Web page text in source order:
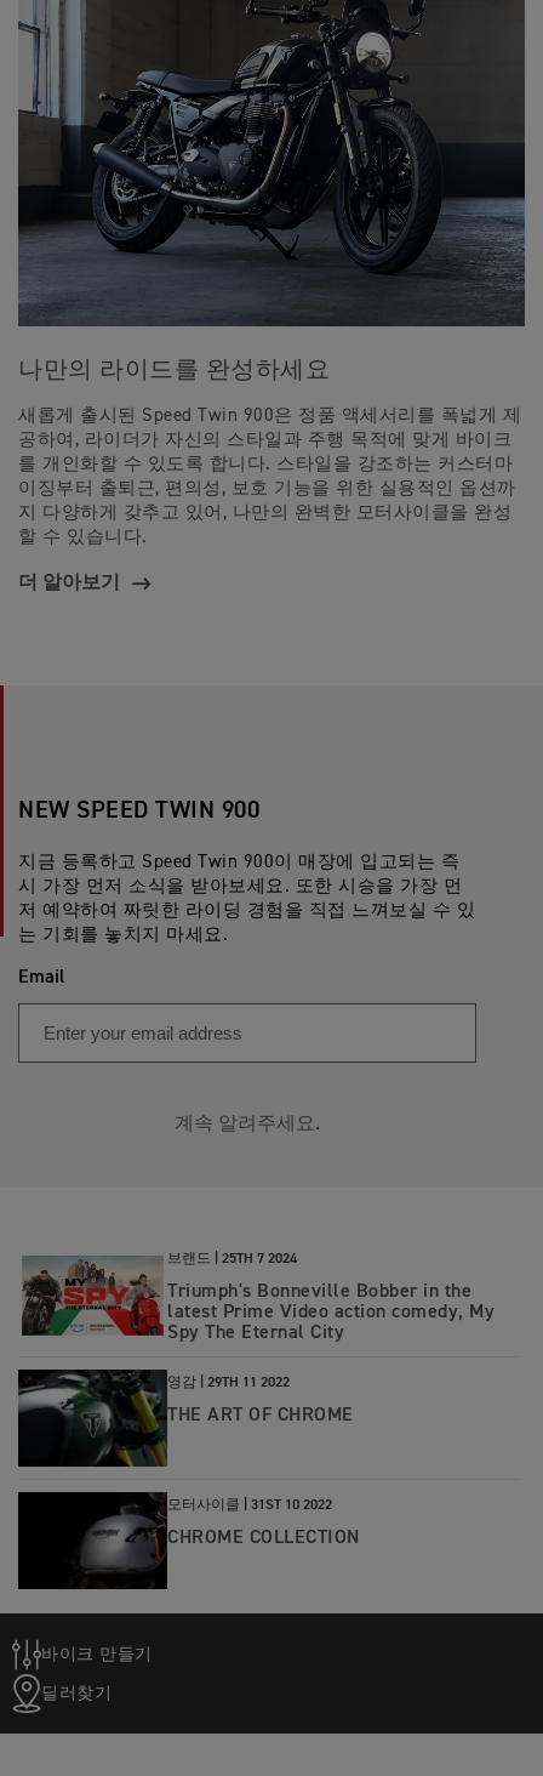
나만의 라이드를 완성하세요
새롭게 출시된 Speed Twin 900은 정품 액세서리를 폭넓게 제
공하여, 라이더가 자신의 스타일과 주행 목적에 맞게 바이크
를 개인화할 수 있도록 합니다. 스타일을 강조하는 커스터마
이징부터 출퇴근, 편의성, 보호 기능을 위한 실용적인 옵션까
지 다양하게 갖추고 있어, 나만의 완벽한 모터사이클을 완성
할 수 있습니다.
더 알아보기
NEW SPEED TWIN 900
지금 등록하고 Speed Twin 900이 매장에 입고되는 즉
시 가장 먼저 소식을 받아보세요. 또한 시승을 가장 먼
저 예약하여 짜릿한 라이딩 경험을 직접 느껴보실 수 있
는 기회를 놓치지 마세요.
Email
계속 알려주세요.
브랜드 | 25TH 7 2024
Triumph's Bonneville Bobber in the
latest Prime Video action comedy, My
Spy The Eternal City
영감 | 29TH 11 2022
THE ART OF CHROME
모터사이클 | 31ST 10 2022
CHROME COLLECTION
바이크 만들기
딜러찾기